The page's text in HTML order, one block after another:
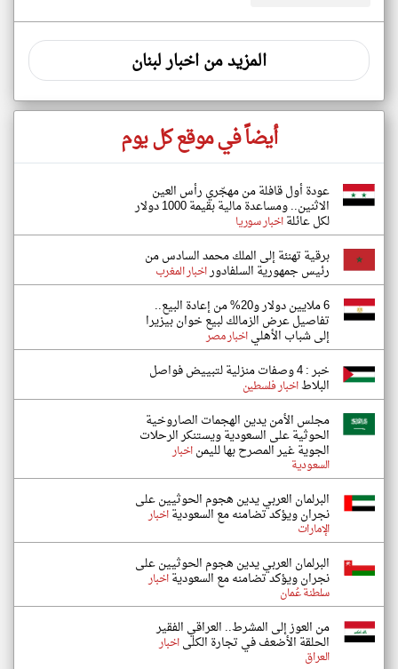
المزيد من اخبار لبنان
أيضاً في موقع كل يوم
عودة أول قافلة من مهجّري رأس العين
الاثنين.. ومساعدة مالية بقيمة 1000 دولار
لكل عائلةاخبار سوريا
برقية تهنئة إلى الملك محمد السادس من
رئيس جمهورية السلفادوراخبار المغرب
6 ملايين دولار و20% من إعادة البيع..
تفاصيل عرض الزمالك لبيع خوان بيزيرا
إلى شباب الأهلياخبار مصر
خبر : 4 وصفات منزلية لتبييض فواصل
البلاطاخبار فلسطين
مجلس الأمن يدين الهجمات الصاروخية
الحوثية على السعودية ويستنكر الرحلات
الجوية غير المصرح بها لليمناخبار
السعودية
البرلمان العربي يدين هجوم الحوثيين على
نجران ويؤكد تضامنه مع السعوديةاخبار
الإمارات
البرلمان العربي يدين هجوم الحوثيين على
نجران ويؤكد تضامنه مع السعوديةاخبار
سلطنة عُمان
من العوز إلى المشرط.. العراقي الفقير
الحلقة الأضعف في تجارة الكلىاخبار
العراق